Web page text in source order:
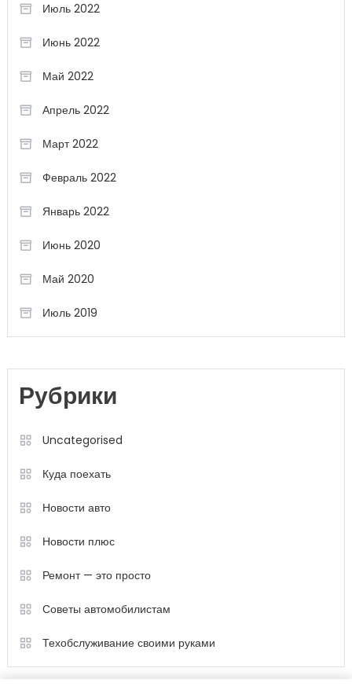
Июль 2022
Июнь 2022
Май 2022
Апрель 2022
Март 2022
Февраль 2022
Январь 2022
Июнь 2020
Май 2020
Июль 2019
Рубрики
Uncategorised
Куда поехать
Новости авто
Новости плюс
Ремонт — это просто
Советы автомобилистам
Техобслуживание своими руками